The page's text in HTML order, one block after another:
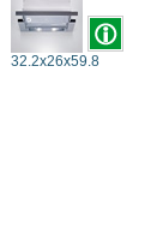
32.2x26x59.8